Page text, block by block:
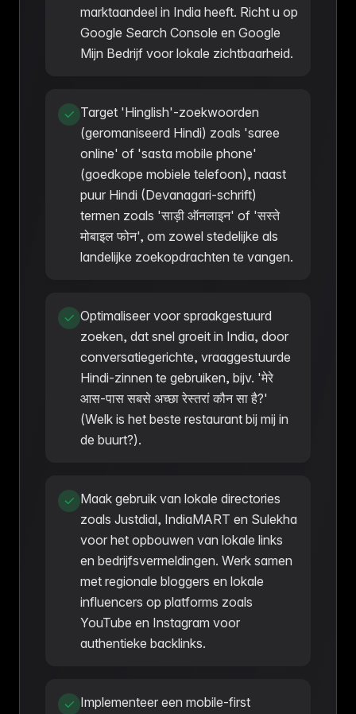
marktaandeel in India heeft. Richt u op
Google Search Console en Google
Mijn Bedrijf voor lokale zichtbaarheid.
Target 'Hinglish'-zoekwoorden
(geromaniseerd Hindi) zoals 'saree
online' of 'sasta mobile phone'
(goedkope mobiele telefoon), naast
puur Hindi (Devanagari-schrift)
termen zoals 'साड़ी ऑनलाइन' of 'सस्ते
मोबाइल फोन', om zowel stedelijke als
landelijke zoekopdrachten te vangen.
Optimaliseer voor spraakgestuurd
zoeken, dat snel groeit in India, door
conversatiegerichte, vraaggestuurde
Hindi-zinnen te gebruiken, bijv. 'मेरे
आस-पास सबसे अच्छा रेस्तरां कौन सा है?'
(Welk is het beste restaurant bij mij in
de buurt?).
Maak gebruik van lokale directories
zoals Justdial, IndiaMART en Sulekha
voor het opbouwen van lokale links
en bedrijfsvermeldingen. Werk samen
met regionale bloggers en lokale
influencers op platforms zoals
YouTube en Instagram voor
authentieke backlinks.
Implementeer een mobile-first